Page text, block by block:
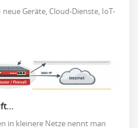
Geräte, Cloud-Dienste, IoT-
in kleinere Netze nennt man